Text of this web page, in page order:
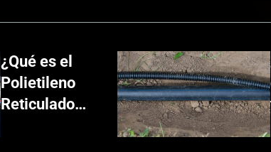
¿Qué es el
Polietileno
Reticulado